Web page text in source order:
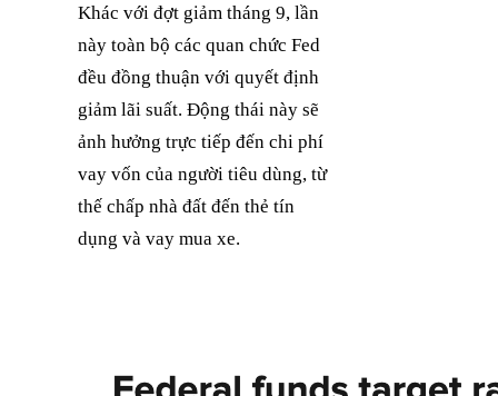
Khác với đợt giảm tháng 9, lần
này toàn bộ các quan chức Fed
đều đồng thuận với quyết định
giảm lãi suất. Động thái này sẽ
ảnh hưởng trực tiếp đến chi phí
vay vốn của người tiêu dùng, từ
thế chấp nhà đất đến thẻ tín
dụng và vay mua xe.